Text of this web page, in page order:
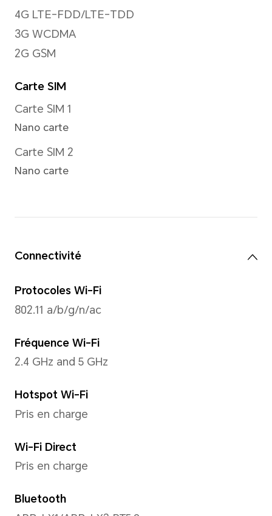
*Il peut y avoir de légères
modes. Veuillez vous référer aux
Résolution d'image
Supporte jusqu'à 120009000
photos
*La résolution réelle de l'image
Résolution vidéo
Supporte jusqu'à 10801920
vidéos
*The actual video resolution may
shooting mode.
Lampe-torche arrière
Pris en charge
Mode de capture